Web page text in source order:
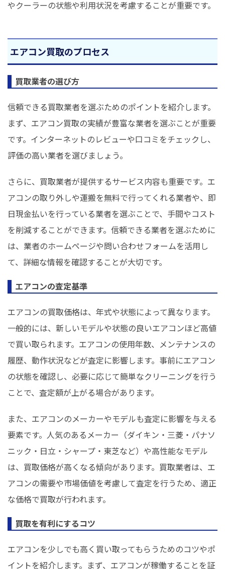
やクーラーの状態や利用状況を考慮することが重要です。
エアコン買取のプロセス
買取業者の選び方
信頼できる買取業者を選ぶためのポイントを紹介します。
まず、エアコン買取の実績が豊富な業者を選ぶことが重要
です。インターネットのレビューや口コミをチェックし、
評価の高い業者を選びましょう。
さらに、買取業者が提供するサービス内容も重要です。エ
アコンの取り外しや運搬を無料で行ってくれる業者や、即
日現金払いを行っている業者を選ぶことで、手間やコスト
を削減することができます。信頼できる業者を選ぶために
は、業者のホームページや問い合わせフォームを活用し
て、詳細な情報を確認することが大切です。
エアコンの査定基準
エアコンの買取価格は、年式や状態によって異なります。
一般的には、新しいモデルや状態の良いエアコンほど高値
で買い取られます。エアコンの使用年数、メンテナンスの
履歴、動作状況などが査定に影響します。事前にエアコン
の状態を確認し、必要に応じて簡単なクリーニングを行う
ことで、査定額が上がる場合があります。
また、エアコンのメーカーやモデルも査定に影響を与える
要素です。人気のあるメーカー（ダイキン・三菱・パナソ
ニック・日立・シャープ・東芝など）や高性能なモデル
は、買取価格が高くなる傾向があります。買取業者は、エ
アコンの需要や市場価値を考慮して査定を行うため、適正
な価格で買取が行われます。
買取を有利にするコツ
エアコンを少しでも高く買い取ってもらうためのコツやポ
イントを紹介します。まず、エアコンが稼働することを証